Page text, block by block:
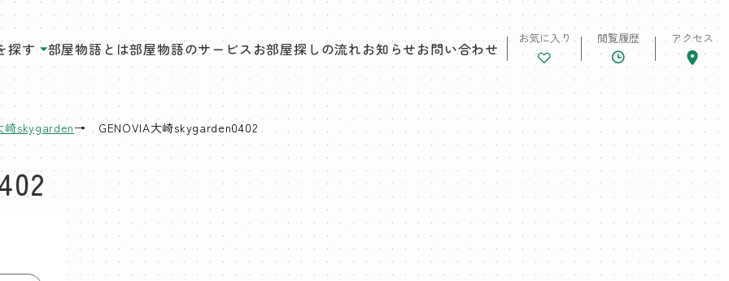
探す 部屋物語とは部屋物語のサービス お部屋探しの流れお知らせお問い合わせ
お気に入り 閲覧履歴 アクセス
崎skygarden GENOVIA大崎skygarden0402